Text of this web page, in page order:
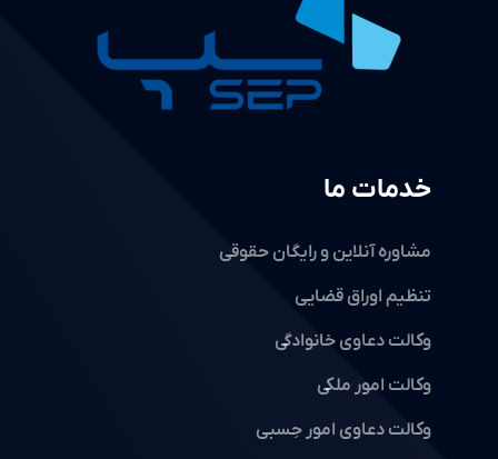
خدمات ما
مشاوره آنلاین و رایگان حقوقی
تنظیم اوراق قضایی
وکالت دعاوی خانوادگی
وکالت امور ملکی
وکالت دعاوی امور حِسبی